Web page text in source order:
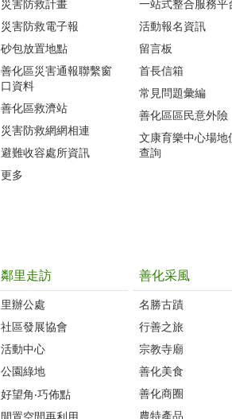
災害防救計畫
災害防救電子報
砂包放置地點
善化區災害通報聯繫窗
口資料
善化區救濟站
災害防救網網相連
避難收容處所資訊
更多
一站式整合服務平
活動報名資訊
留言板
首長信箱
常見問題彙編
善化區區民意外險
文康育樂中心場地
查詢
鄰里走訪
里辦公處‭ ‭
社區發展協會‭
活動中心
公園綠地
好望角‧巧佈點
善化采風
名勝古蹟
行善之旅
宗教寺廟
善化美食
善化商圈
農特產品